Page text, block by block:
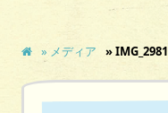
» メディア » IMG_2981